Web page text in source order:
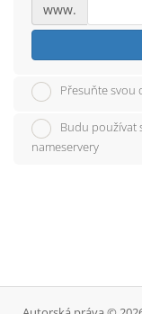
www.
Přesuňte svou
Budu používat
nameservery